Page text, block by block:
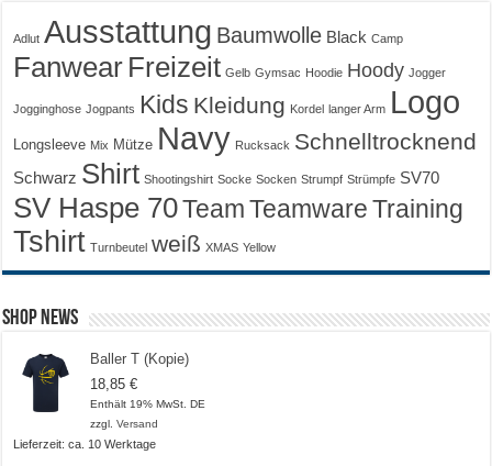
Adlut Ausstattung Baumwolle Black Camp
Fanwear Freizeit Gelb Gymsac Hoodie Hoody Jogger
Jogginghose Jogpants Kids Kleidung Kordel langer Arm Logo
Longsleeve Mix Mütze Navy Rucksack Schnelltrocknend
Schwarz Shirt Shootingshirt Socke Socken Strumpf Strümpfe SV70
SV Haspe 70Team Teamware Training
Tshirt Turnbeutel weiß XMAS Yellow
Shop News
Baller T (Kopie)
18,85€
Enthält 19% MwSt. DE
zzgl.Versand
Lieferzeit: ca. 10 Werktage